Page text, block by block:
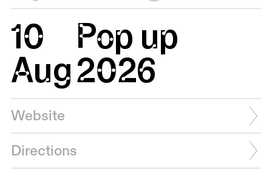
10
Aug
Pop up
2026
Website
Directions